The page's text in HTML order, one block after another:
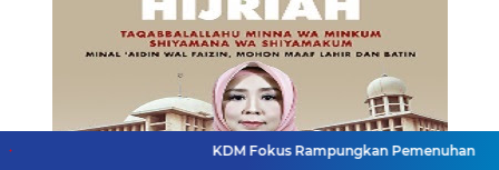
KDM Fokus Rampungkan Pemenuhan Layanan Dasar